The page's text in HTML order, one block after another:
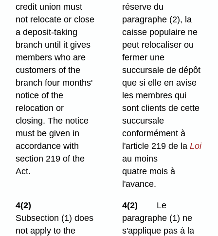
credit union must
not relocate or close
a deposit-taking
branch until it gives
members who are
customers of the
branch four months'
notice of the
relocation or
closing. The notice
must be given in
accordance with
section 219 of the
Act.
réserve du
paragraphe (2), la
caisse populaire ne
peut relocaliser ou
fermer une
succursale de dépôt
que si elle en avise
les membres qui
sont clients de cette
succursale
conformément à
l'article 219 de laLoi
au moins
quatre mois à
l'avance.
4(2)
Subsection (1) does
not apply to the
4(2)
Le
paragraphe (1) ne
s'applique pas à la